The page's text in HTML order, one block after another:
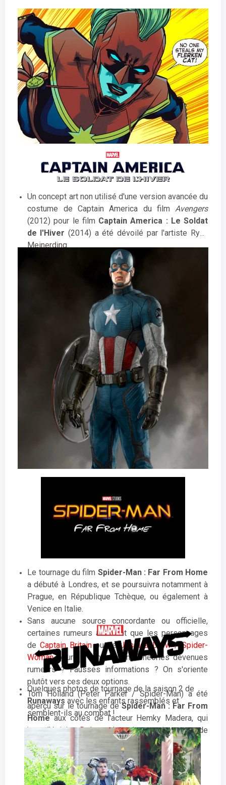
Un concept art non utilisé d'une version avancée du
costume de Captain America du film Avengers
(2012) pour le film Captain America : Le Soldat
de l'Hiver (2014) a été dévoilé par l'artiste Ryan
Meinerding.
Le tournage du film Spider-Man : Far From Home
a débuté à Londres, et se poursuivra notamment à
Prague, en République Tchèque, ou également à
Venice en Italie.
Sans aucune source concordante ou officielle,
certaines rumeurs affirment que les personnages
deCaptain Britainou de Jessica Drew / Spider-
Womanpourrait dans le film. Théories devenues
rumeurs ? Fausses informations ? On s'oriente
plutôt vers ces deux options.
Tom Holland (Peter Parker / Spider-Man) a été
aperçu sur le tournage deSpider-Man : Far From
Homeaux côtés de l'acteur Hemky Madera, qui
joue l'épicierDelmardans le premier opus de
Spider-Man.
Quelques photos de tournage de la saison 2 de
Runaways avec les enfants rassemblés et
semblent-ils au combat !